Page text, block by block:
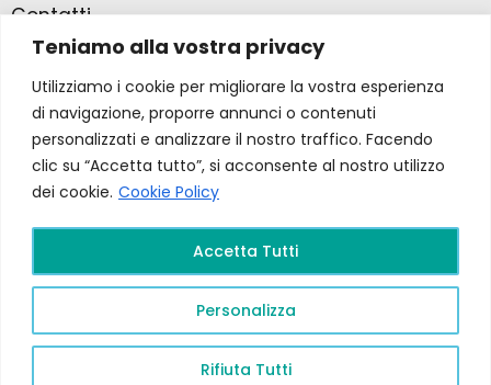
Teniamo alla vostra privacy
Utilizziamo i cookie per migliorare la vostra esperienza
di navigazione, proporre annunci o contenuti
personalizzati e analizzare il nostro traffico. Facendo
clic su “Accetta tutto”, si acconsente al nostro utilizzo
dei cookie. Cookie Policy
Personalizza
Rifiuta Tutti
Accetta Tutti
Contatti
Farmacia Ponte Ospedaletto S.N.C
Via della Solidarietà 2,
47020 Longiano, Forlì-Cesena
(39) 0547 57265
farmacia@ponteospedaletto.it
Farmacia Ponte Ospedaletto 2026. Tutti diritti
riservati a Farmacia Ponte Ospedaletto. Sito creato
Gruppo Ingegneria.Privacy Policy –